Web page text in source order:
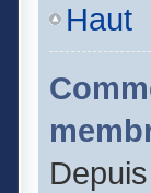
Haut